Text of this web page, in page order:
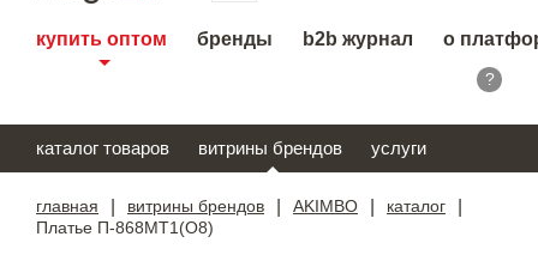
купить оптом бренды b2b журнал о
?
каталог товаров витрины брендов услуги
главная витрины брендов AKIMBO каталог
Платье П-868МТ1(О8)